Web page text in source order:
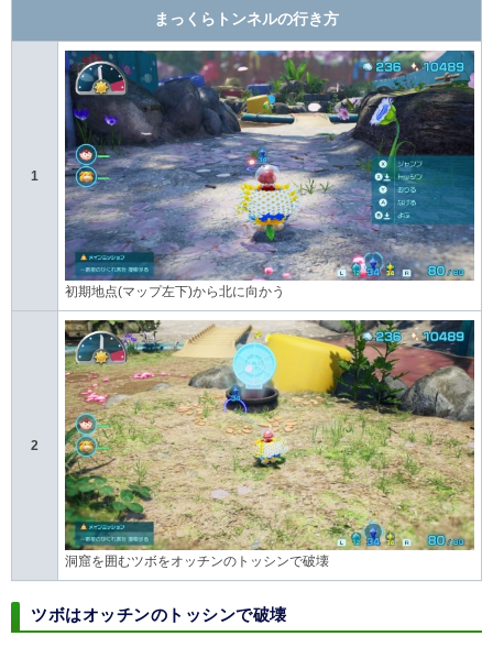
まっくらトンネルの行き方
1
初期地点(マップ左下)から北に向かう
2
洞窟を囲むツボをオッチンのトッシンで破壊
ツボはオッチンのトッシンで破壊